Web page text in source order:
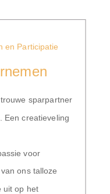
en Participatie
sparpartner
Een creatieveling
voor
ons talloze
uit op het